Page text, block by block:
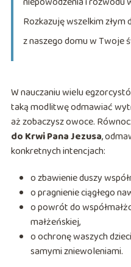
Rozkazuję wszelkim złym
z naszego domu w Twoje
W nauczaniu wielu
taką modlitwę odmawiać
aż zobaczysz owoce.
do Krwi Pana Jezusa,
konkretnych intencjach:
o zbawienie duszy
o pragnienie ciągłego
o powrót do
małżeńskiej,
o ochronę waszych
samymi zniewoleniami.